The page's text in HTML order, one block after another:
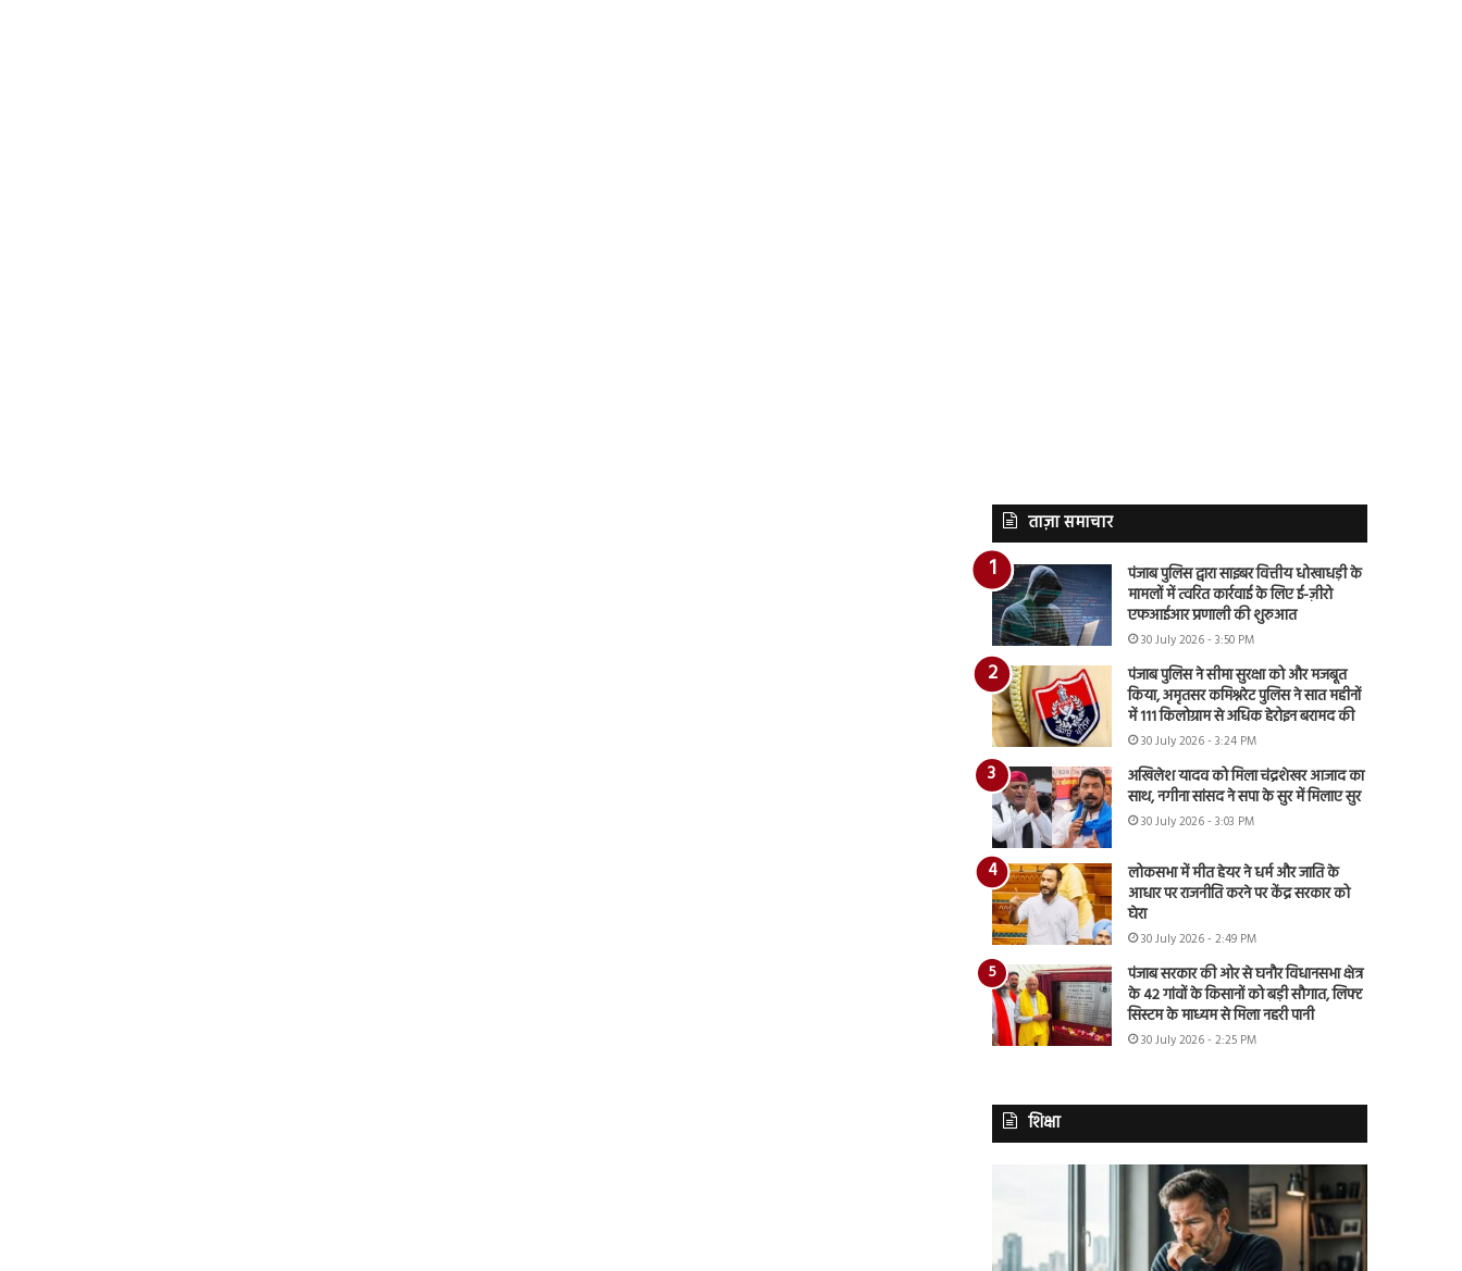
ताज़ा समाचार
पंजाब पुलिस द्वारा साइबर वित्तीय धोखाधड़ी के
मामलों में त्वरित कार्रवाई के लिए ई-ज़ीरो
एफआईआर प्रणाली की शुरुआत
30 July 2026 - 3:50 PM
पंजाब पुलिस ने सीमा सुरक्षा को और मजबूत
किया, अमृतसर कमिश्नरेट पुलिस ने सात महीनों
में 111 किलोग्राम से अधिक हेरोइन बरामद की
30 July 2026 - 3:24 PM
अखिलेश यादव को मिला चंद्रशेखर आजाद का
साथ, नगीना सांसद ने सपा के सुर में मिलाए सुर
30 July 2026 - 3:03 PM
लोकसभा में मीत हेयर ने धर्म और जाति के
आधार पर राजनीति करने पर केंद्र सरकार को
घेरा
30 July 2026 - 2:49 PM
पंजाब सरकार की ओर से घनौर विधानसभा क्षेत्र
के 42 गांवों के किसानों को बड़ी सौगात, लिफ्ट
सिस्टम के माध्यम से मिला नहरी पानी
30 July 2026 - 2:25 PM
शिक्षा